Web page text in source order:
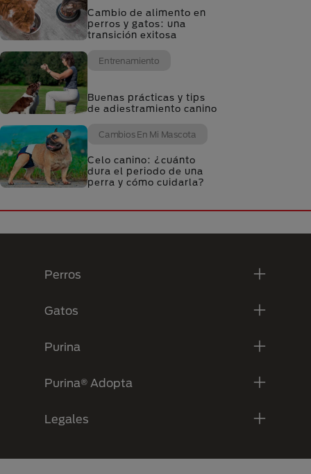
Cambio de alimento en
perros y gatos: una
transición exitosa
Entrenamiento
Buenas prácticas y tips
de adiestramiento canino
Cambios En Mi Mascota
Celo canino: ¿cuánto
dura el periodo de una
perra y cómo cuidarla?
Perros
Gatos
Purina
Purina® Adopta
Legales